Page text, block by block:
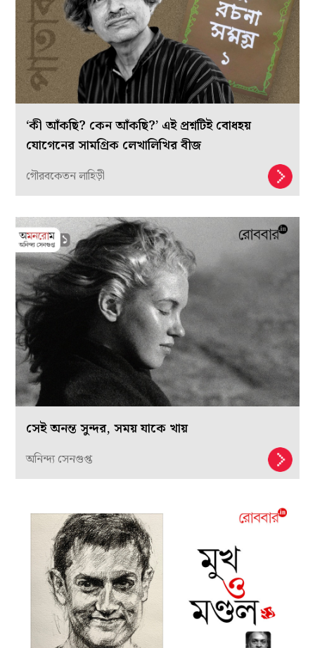
‘কী আঁকছি? কেন আঁকছি?’ এই প্রশ্নটিই বোধহয়
যোগেনের সামগ্রিক লেখালিখির বীজ
গৌরবকেতন লাহিড়ী
সেই অনন্ত সুন্দর, সময় যাকে খায়
অনিন্দ্য সেনগুপ্ত